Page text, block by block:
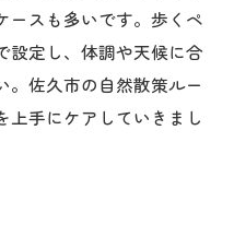
ースも多いです。歩くペ
設定し、体調や天候に合
。佐久市の自然散策ルー
上手にケアしていきまし